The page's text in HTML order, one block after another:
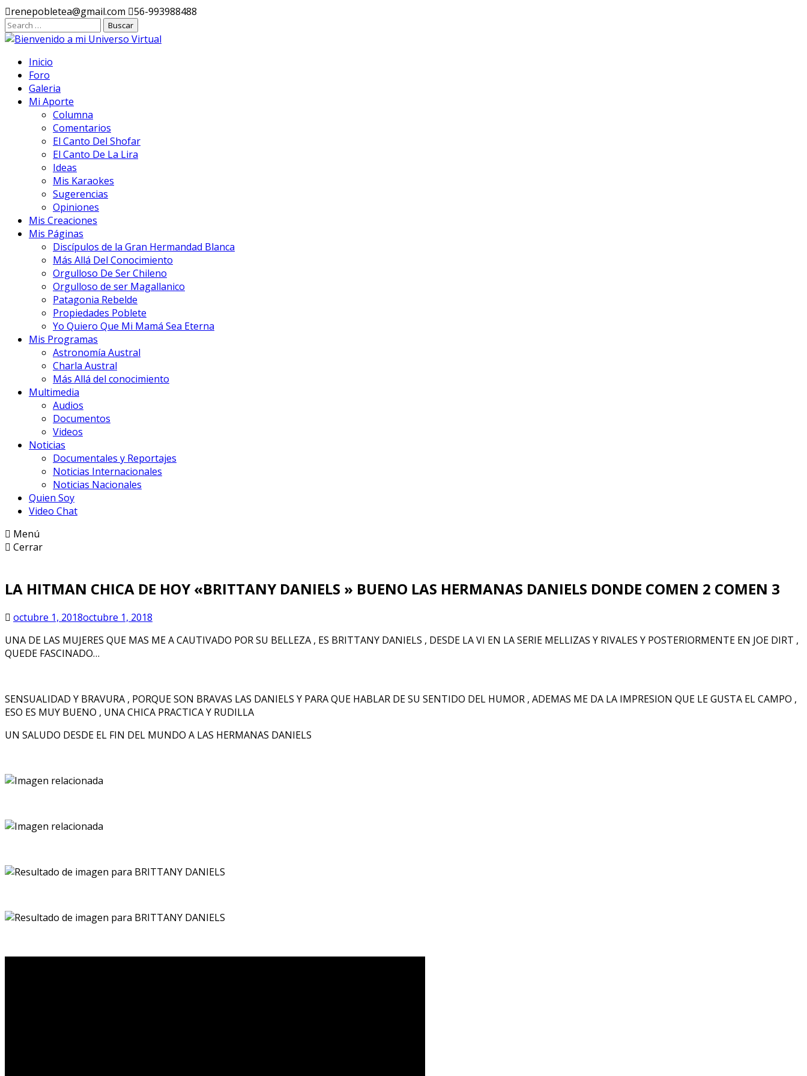
Ir
al
contenido
renepobletea@gmail.com 56-993988488
Inicio
Foro
Galeria
Mi Aporte
Columna
Comentarios
El Canto Del Shofar
El Canto De La Lira
Ideas
Mis Karaokes
Sugerencias
Opiniones
Mis Creaciones
Mis Páginas
Discípulos de la Gran Hermandad Blanca
Más Allá Del Conocimiento
Orgulloso De Ser Chileno
Orgulloso de ser Magallanico
Patagonia Rebelde
Propiedades Poblete
Yo Quiero Que Mi Mamá Sea Eterna
Mis Programas
Astronomía Austral
Charla Austral
Más Allá del conocimiento
Multimedia
Audios
Documentos
Videos
Noticias
Documentales y Reportajes
Noticias Internacionales
Noticias Nacionales
Quien Soy
Video Chat
Menú
Cerrar
LA HITMAN CHICA DE HOY «BRITTANY DANIELS » BUENO LAS HERMANAS DANIELS DONDE COMEN 2 COMEN 3
octubre 1, 2018octubre 1, 2018
UNA DE LAS MUJERES QUE MAS ME A CAUTIVADO POR SU BELLEZA , ES BRITTANY DANIELS , DESDE LA VI EN LA SERIE MELLIZAS Y RIVALES Y POSTERIORMENTE EN JOE DIRT ,
QUEDE FASCINADO…
SENSUALIDAD Y BRAVURA , PORQUE SON BRAVAS LAS DANIELS Y PARA QUE HABLAR DE SU SENTIDO DEL HUMOR , ADEMAS ME DA LA IMPRESION QUE LE GUSTA EL CAMPO ,
ESO ES MUY BUENO , UNA CHICA PRACTICA Y RUDILLA
UN SALUDO DESDE EL FIN DEL MUNDO A LAS HERMANAS DANIELS